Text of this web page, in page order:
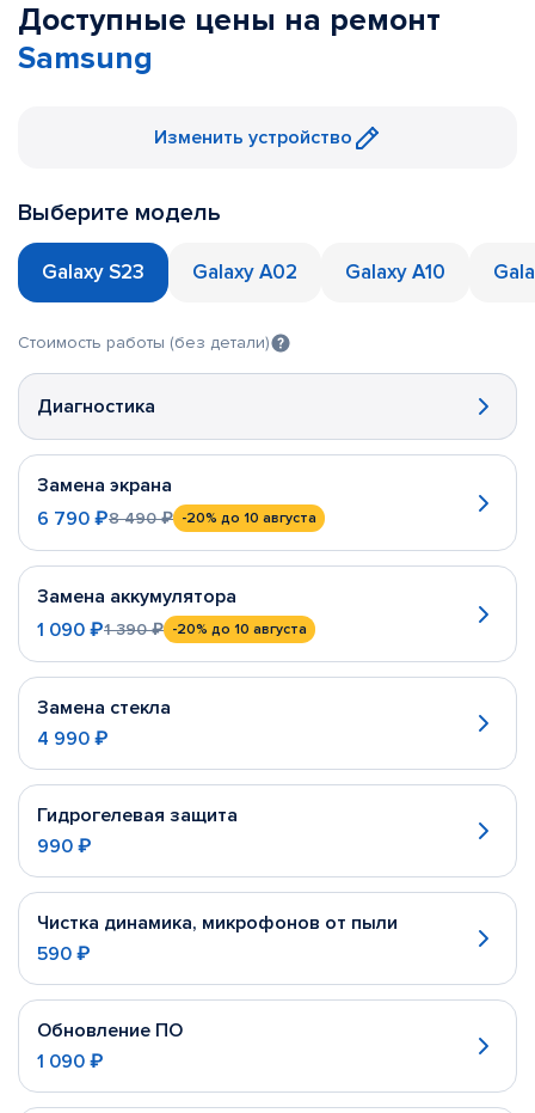
Доступные цены на ремонт
Samsung
Изменить устройство
Выберите модель
Galaxy S23 Galaxy A02 Galaxy A10
Стоимость работы (без детали)
Диагностика
Замена экрана
6 790 ₽8 490 ₽ -20% до 10 августа
Замена аккумулятора
1 090 ₽1 390 ₽ -20% до 10 августа
Замена стекла
4 990 ₽
Гидрогелевая защита
990 ₽
Чистка динамика, микрофонов от пыли
590 ₽
Обновление ПО
1 090 ₽